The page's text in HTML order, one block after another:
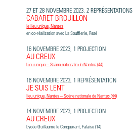
27 ET 28 NOVEMBRE 2023, 2 REPRÉSENTATIONS
CABARET BROUILLON
le lieu unique, Nantes
en co-réalisation avec La Soufflerie, Rezé
16 NOVEMBRE 2023, 1 PROJECTION
AU CREUX
Lieu unique – Scène nationale de Nantes (44)
16 NOVEMBRE 2023, 1 REPRÉSENTATION
JE SUIS LENT
lieu unique, Nantes – Scène nationale de Nantes (44)
14 NOVEMBRE 2023, 1 PROJECTION
AU CREUX
Lycée Guillaume le Conquérant, Falaise (14)